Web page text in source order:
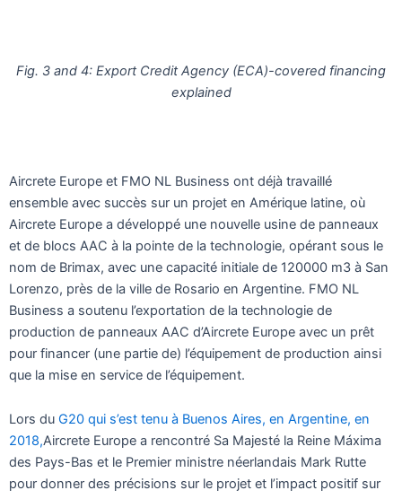
Fig. 3 and 4: Export Credit Agency (ECA)-covered financing
explained
Aircrete Europe et FMO NL Business ont déjà travaillé
ensemble avec succès sur un projet en Amérique latine, où
Aircrete Europe a développé une nouvelle usine de panneaux
et de blocs AAC à la pointe de la technologie, opérant sous le
nom de Brimax, avec une capacité initiale de 120000 m3 à San
Lorenzo, près de la ville de Rosario en Argentine. FMO NL
Business a soutenu l’exportation de la technologie de
production de panneaux AAC d’Aircrete Europe avec un prêt
pour financer (une partie de) l’équipement de production ainsi
que la mise en service de l’équipement.
Lors du G20 qui s’est tenu à Buenos Aires, en Argentine, en
2018,Aircrete Europe a rencontré Sa Majesté la Reine Máxima
des Pays-Bas et le Premier ministre néerlandais Mark Rutte
pour donner des précisions sur le projet et l’impact positif sur